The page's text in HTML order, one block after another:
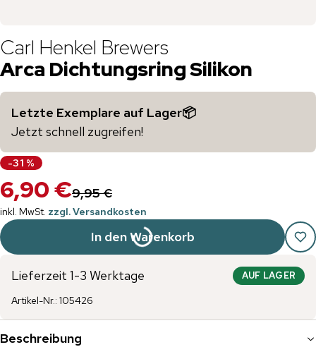
Carl Henkel Brewers
Arca Dichtungsring Silikon
Letzte Exemplare auf Lager📦
Jetzt schnell zugreifen!
-31 %
6,90 €9,95 €
inkl. MwSt. zzgl. Versandkosten
In den Warenkorb
Lieferzeit 1-3 Werktage AUF LAGER
Artikel-Nr.: 105426
Beschreibung